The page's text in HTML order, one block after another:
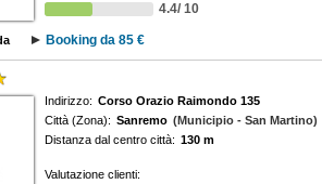
4.4/ 10
Booking da 85 €
Indirizzo: Corso Orazio Raimondo 135
Città (Zona): Sanremo (Municipio - San Martino)
Distanza dal centro città: 130 m
Valutazione clienti: